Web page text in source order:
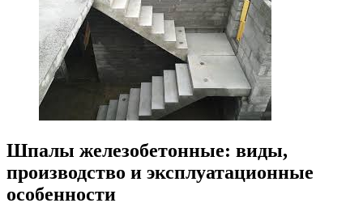
Шпалы железобетонные: виды,
производство и эксплуатационные
особенности